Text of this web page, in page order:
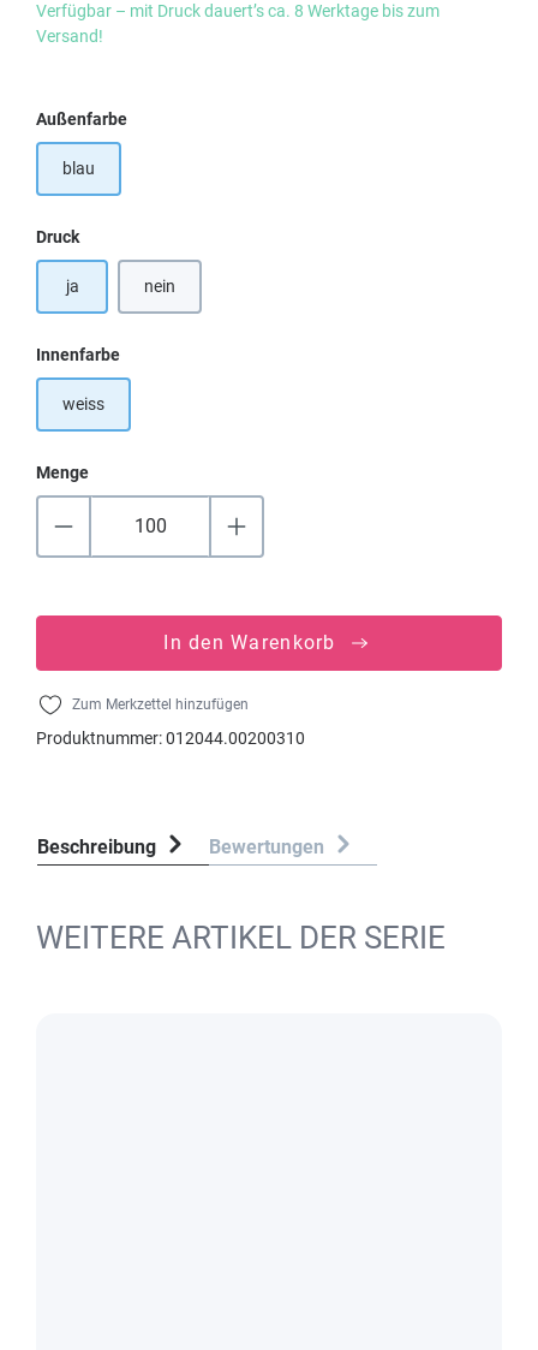
Verfügbar – mit Druck dauert’s ca. 8 Werktage bis zum
Versand!
Außenfarbeauswählen
blau
Druckauswählen
ja nein
Innenfarbeauswählen
weiss
Menge
In den Warenkorb
Zum Merkzettel hinzufügen
Produktnummer:012044.00200310
Beschreibung Bewertungen
WEITERE ARTIKEL DER SERIE